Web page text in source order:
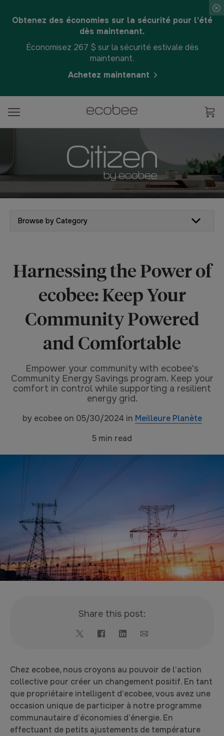
Obtenez des économies sur la sécurité pour l'été
dès maintenant.
Économisez 267 $ sur la sécurité estivale dès
maintenant.
Achetez maintenant
Browse by Category
Harnessing the Power of
ecobee: Keep Your
Community Powered
and Comfortable
Empower your community with ecobee's
Community Energy Savings program. Keep your
comfort in control while supporting a resilient
energy grid.
by ecobeeon 05/30/2024 in Meilleure Planète
5 min read
Share this post:
Chez ecobee, nous croyons au pouvoir de l’action
collective pour créer un changement positif. En tant
que propriétaire intelligent d’ecobee, vous avez une
occasion unique de participer à notre programme
communautaire d’économies d’énergie. En
effectuant de petits ajustements de température